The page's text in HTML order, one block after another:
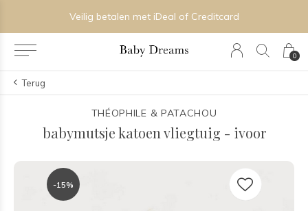
0
Veilig betalen met iDeal of Creditcard
Terug
THÉOPHILE & PATACHOU
babymutsje katoen vliegtuig - ivoor
-15%